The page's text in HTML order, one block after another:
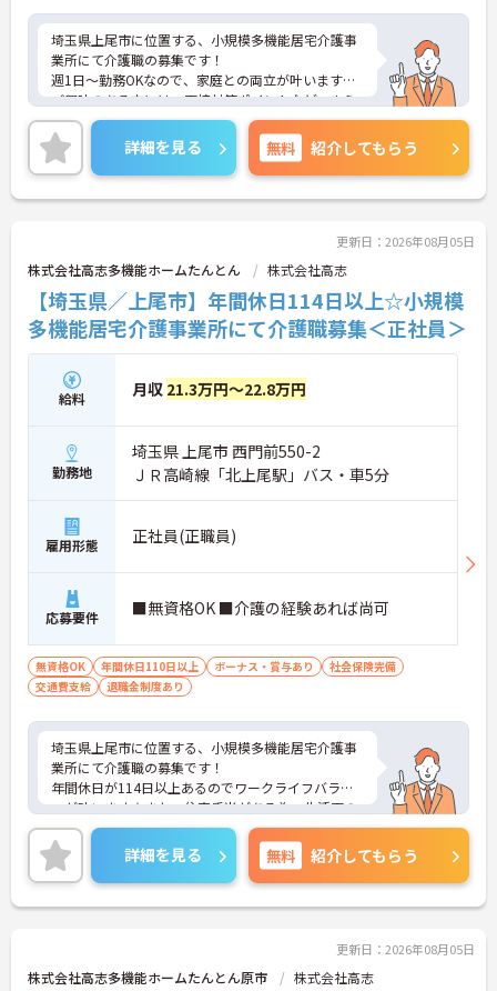
埼玉県上尾市に位置する、小規模多機能居宅介護事
業所にて介護職の募集です！
週1日～勤務OKなので、家庭との両立が叶います♪
ご興味のある方には、面接対策ポイントなど、さら
に詳細をお話しいたしますのでお気軽にご相談くだ
さい！
詳細を見る 無料 紹介してもらう
更新日：2026年08月05日
株式会社高志多機能ホームたんとん 株式会社高志
【埼玉県／上尾市】年間休日114日以上☆小規模
多機能居宅介護事業所にて介護職募集＜正社員＞
給料 月収 21.3万円～22.8万円
勤務地
埼玉県 上尾市 西門前550-2
ＪＲ高崎線「北上尾駅」バス・車5分
雇用形態 正社員(正職員)
応募要件 ■無資格OK ■介護の経験あれば尚可
無資格OK 年間休日110日以上 ボーナス・賞与あり
社会保険完備
交通費支給
退職金制度あり
埼玉県上尾市に位置する、小規模多機能居宅介護事
業所にて介護職の募集です！
年間休日が114日以上あるのでワークライフバラン
スが叶います☆また、住宅手当がある為、生活面の
負担を軽減し、安心して長く勤務していただけます
◎
ご興味のある方には、面接対策ポイントなど、さら
に詳細をお話しいたしますのでお気軽にご相談くだ
さい！
詳細を見る 無料 紹介してもらう
更新日：2026年08月05日
株式会社高志多機能ホームたんとん原市 株式会社高志